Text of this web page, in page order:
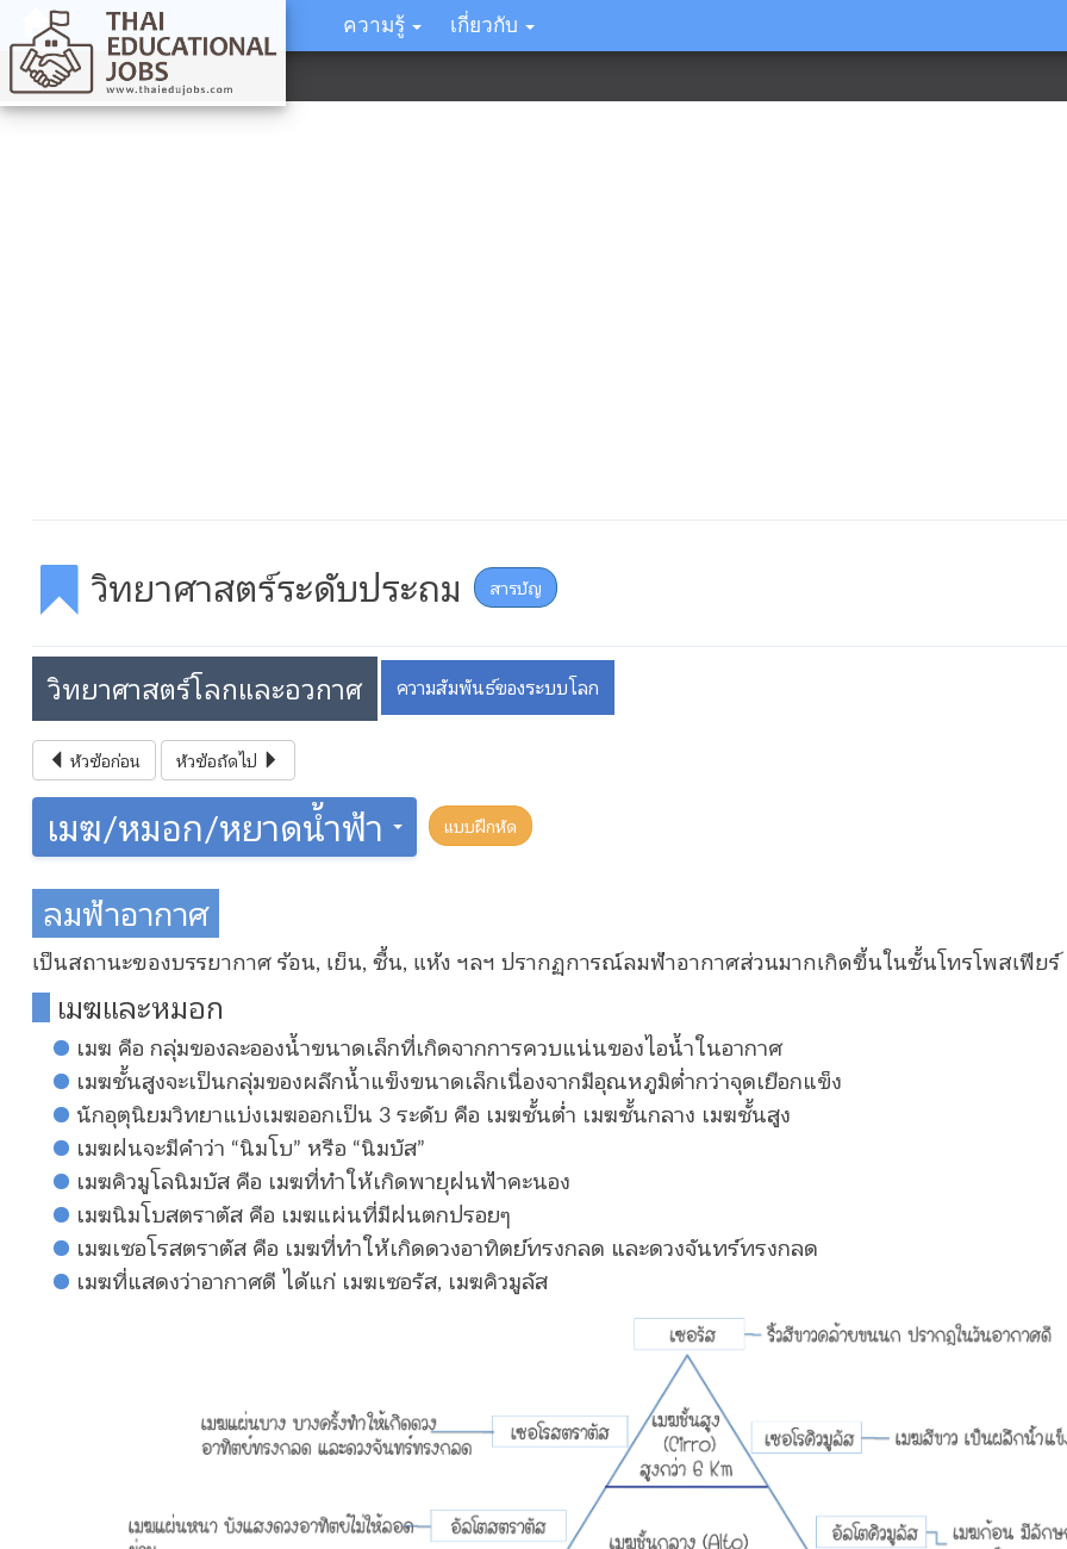
ความรู้ เกี่ยวกับ
วิทยาศาสตร์ระดับประถม สารบัญ
วิทยาศาสตร์โลกและอวกาศ ความสัมพันธ์ของระบบโลก
หัวข้อก่อน หัวข้อถัดไป
เมฆ/หมอก/หยาดน้ำฟ้า แบบฝึกหัด
ลมฟ้าอากาศ
เป็นสถานะของบรรยากาศ ร้อน, เย็น, ชื้น, แห้ง ฯลฯ ปรากฏการณ์ลมฟ้าอากาศส่วนมากเกิดขึ้นในชั้นโทรโพสเฟียร์
เมฆและหมอก
เมฆ คือ กลุ่มของละอองน้ำขนาดเล็กที่เกิดจากการควบแน่นของไอน้ำในอากาศ
เมฆชั้นสูงจะเป็นกลุ่มของผลึกน้ำแข็งขนาดเล็กเนื่องจากมีอุณหภูมิต่ำกว่าจุดเยือกแข็ง
นักอุตุนิยมวิทยาแบ่งเมฆออกเป็น 3 ระดับ คือ เมฆชั้นต่ำ เมฆชั้นกลาง เมฆชั้นสูง
เมฆฝนจะมีคำว่า “นิมโบ” หรือ “นิมบัส”
เมฆคิวมูโลนิมบัส คือ เมฆที่ทำให้เกิดพายุฝนฟ้าคะนอง
เมฆนิมโบสตราตัส คือ เมฆแผ่นที่มีฝนตกปรอยๆ
เมฆเซอโรสตราตัส คือ เมฆที่ทำให้เกิดดวงอาทิตย์ทรงกลด และดวงจันทร์ทรงกลด
เมฆที่แสดงว่าอากาศดี ได้แก่ เมฆเซอรัส, เมฆคิวมูลัส